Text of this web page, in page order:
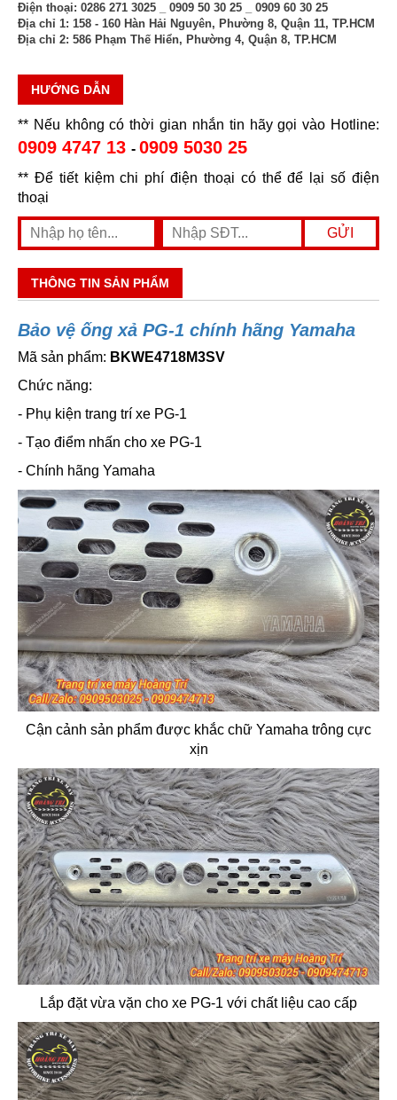
Điện thoại: 0286 271 3025 _ 0909 50 30 25 _ 0909 60 30 25
Địa chỉ 1: 158 - 160 Hàn Hải Nguyên, Phường 8, Quận 11, TP.HCM
Địa chỉ 2: 586 Phạm Thế Hiển, Phường 4, Quận 8, TP.HCM
HƯỚNG DẪN
** Nếu không có thời gian nhắn tin hãy gọi vào Hotline:
0909 4747 13 - 0909 5030 25
** Để tiết kiệm chi phí điện thoại có thể để lại số điện
thoại
THÔNG TIN SẢN PHẨM
Bảo vệ ống xả PG-1 chính hãng Yamaha
Mã sản phẩm: BKWE4718M3SV
Chức năng:
- Phụ kiện trang trí xe PG-1
- Tạo điểm nhấn cho xe PG-1
- Chính hãng Yamaha
Cận cảnh sản phẩm được khắc chữ Yamaha trông cực
xịn
Lắp đặt vừa vặn cho xe PG-1 với chất liệu cao cấp